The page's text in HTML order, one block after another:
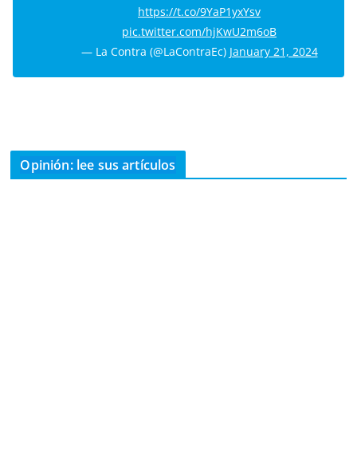
https://t.co/9YaP1yxYsv
pic.twitter.com/hjKwU2m6oB
— La Contra (@LaContraEc) January 21, 2024
Opinión: lee sus artículos